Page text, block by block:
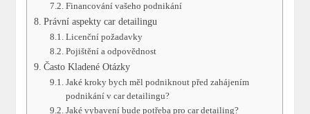
Financování vašeho podnikání
Právní aspekty car detailingu
Licenční požadavky
Pojištění ​a odpovědnost
Často Kladené Otázky
Jaké kroky bych měl podniknout před zahájením
podnikání v car detailingu?
Jaké vybavení ⁢bude potřeba pro car detailing?